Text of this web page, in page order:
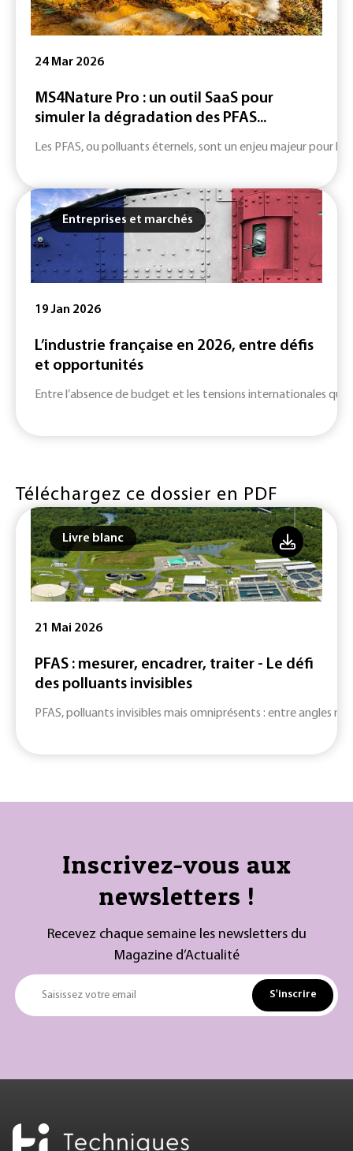
24 Mar 2026
MS4Nature Pro : un outil SaaS pour
simuler la dégradation des PFAS...
Les PFAS, ou polluants éternels, sont un enjeu majeur pour
Entreprises et marchés
19 Jan 2026
L’industrie française en 2026, entre défis
et opportunités
Entre l’absence de budget et les tensions internationales
Téléchargez ce dossier en PDF
Livre blanc
21 Mai 2026
PFAS : mesurer, encadrer, traiter - Le défi
des polluants invisibles
PFAS, polluants invisibles mais omniprésents : entre angles
Inscrivez-vous aux
newsletters !
Recevez chaque semaine les newsletters du
Magazine d’Actualité
Saisissez votre email S'inscrire